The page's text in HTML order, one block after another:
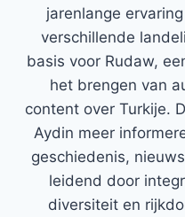
jarenlange
verschillende
basis voor Rudaw,
het brengen van
content over Turkije.
Aydin meer
geschiedenis,
leidend door
diversiteit en